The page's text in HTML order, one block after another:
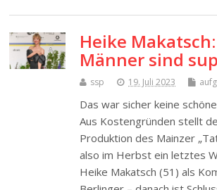
Heike
Männer sind
ssp 19. Juli 2023
Das war sicher keine
Aus Kostengründen stellt
Produktion des Mainzer
also im Herbst ein letztes
Heike Makatsch (51) als